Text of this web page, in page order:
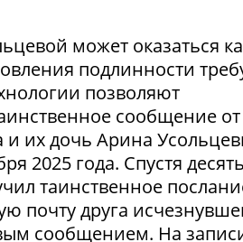
может оказаться
подлинности
позволяют
сообщение от
и их дочь Арина
2025 года. Спустя десять
таинственное
почту друга
сообщением. На